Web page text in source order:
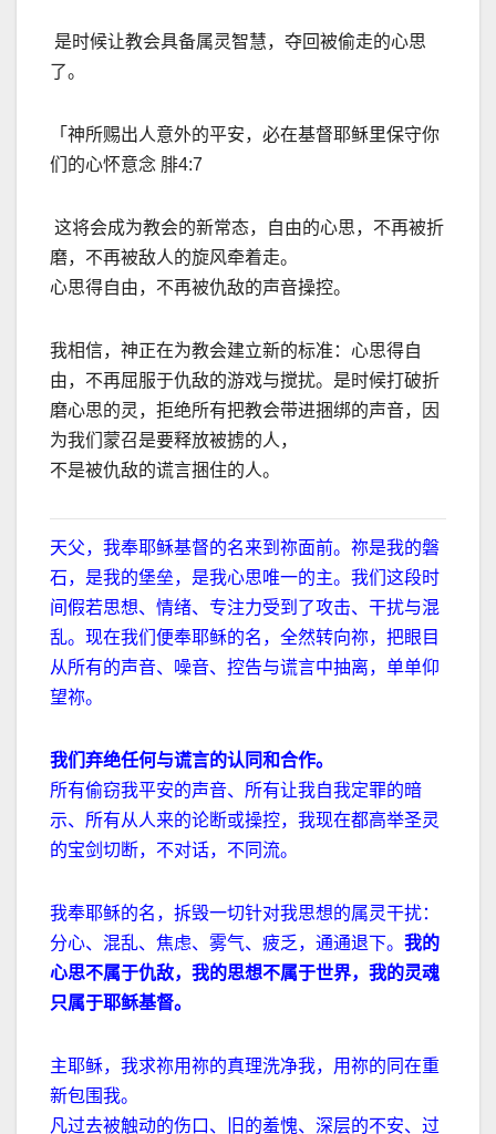
是时候让教会具备属灵智慧，夺回被偷走的心思
了。
「神所赐出人意外的平安，必在基督耶稣里保守你
们的心怀意念 腓4:7
这将会成为教会的新常态，自由的心思，不再被折
磨，不再被敌人的旋风牵着走。
心思得自由，不再被仇敌的声音操控。
我相信，神正在为教会建立新的标准：心思得自
由，不再屈服于仇敌的游戏与搅扰。是时候打破折
磨心思的灵，拒绝所有把教会带进捆绑的声音，因
为我们蒙召是要释放被掳的人，
不是被仇敌的谎言捆住的人。
天父，我奉耶稣基督的名来到祢面前。祢是我的磐
石，是我的堡垒，是我心思唯一的主。我们这段时
间假若思想、情绪、专注力受到了攻击、干扰与混
乱。现在我们便奉耶稣的名，全然转向祢，把眼目
从所有的声音、噪音、控告与谎言中抽离，单单仰
望祢。
我们弃绝任何与谎言的认同和合作。
所有偷窃我平安的声音、所有让我自我定罪的暗
示、所有从人来的论断或操控，我现在都高举圣灵
的宝剑切断，不对话，不同流。
我奉耶稣的名，拆毁一切针对我思想的属灵干扰：
分心、混乱、焦虑、雾气、疲乏，通通退下。 我的
心思不属于仇敌，我的思想不属于世界，我的灵魂
只属于耶稣基督。
主耶稣，我求祢用祢的真理洗净我，用祢的同在重
新包围我。
凡过去被触动的伤口、旧的羞愧、深层的不安、过